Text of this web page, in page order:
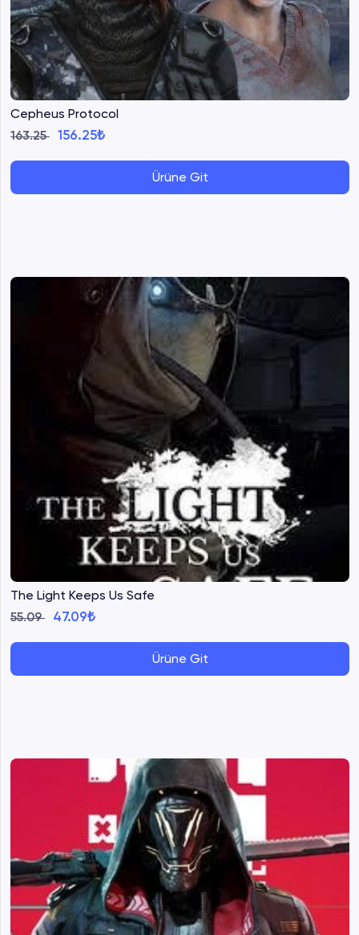
Cepheus Protocol
163.25 156.25₺
Ürüne Git
The Light Keeps Us Safe
55.09 47.09₺
Ürüne Git